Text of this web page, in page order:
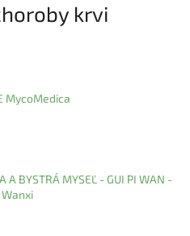
krvi
MycoMedica
A BYSTRÁ MYSEĽ - GUI PI WAN -
Wanxi